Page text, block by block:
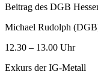
Beitrag des DGB
Michael Rudolph
12.30 – 13.00 Uhr
Exkurs der IG-Metall